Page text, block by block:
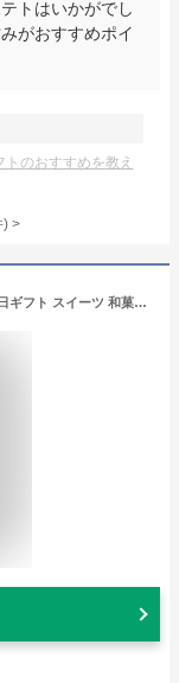
トはいかがでし
がおすすめポイ
のおすすめを教え
) >
風味絶佳.山陰 母の日のプレゼント 人気 母の日ギフト スイーツ 和菓子 四季の十二撰 ひとくち上生菓子詰合せ（風呂敷包み） 春季限定 お菓子 高級 食べ物 50代 60代 70代 80代